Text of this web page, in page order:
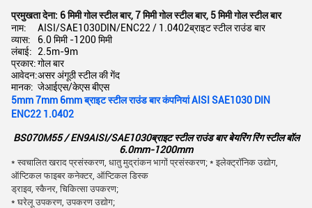
प्रमुखता देना: 6 मिमी गोल स्टील बार,7 मिमी गोल स्टील बार, 5 मिमी गोल स्टील बार
नाम:
AISI/SAE1030DIN/ENC22 / 1.0402ब्राइट स्टील राउंड बार
व्यास:
6.0 मिमी -1200 मिमी
लंबाई:
2.5m-9m
प्रकार:गोल बार
आवेदन:असर अंगूठी स्टील की गेंद
मानक: जेआईएस/केएस बीएस
5mm 7mm 6mm ब्राइट स्टील राउंड बार कंपनियां AISI SAE1030 DIN
ENC22 1.0402
BS070M55 / EN9AISI/SAE1030ब्राइट स्टील राउंड बार बेयरिंग रिंग स्टील बॉल
6.0mm-1200mm
* स्वचालित खराद प्रसंस्करण, धातु मुद्रांकन भागों प्रसंस्करण; * इलेक्ट्रॉनिक उद्योग,
ऑप्टिकल फाइबर कनेक्टर, ऑप्टिकल डिस्क
ड्राइव, स्कैनर, चिकित्सा उपकरण;
* घरेलू उपकरण, उपकरण उद्योग;